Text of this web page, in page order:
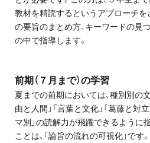
教材を精読するというアプローチを
の要旨のまとめ方、キーワードの見
の中で指導します。
前期（７月まで）の学習
夏までの前期においては、種別別の文
由と人間」「言葉と文化」「葛藤と対
マ別」の読解力が飛躍できるように
ことは、「論旨の流れの可視化」です